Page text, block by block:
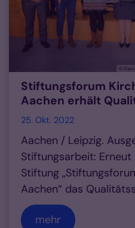
©
Stiftungsforum
Aachen erhält
25. Okt. 2022
Aachen / Leipzig.
Stiftungsarbeit:
Stiftung
Aachen“ das
mehr